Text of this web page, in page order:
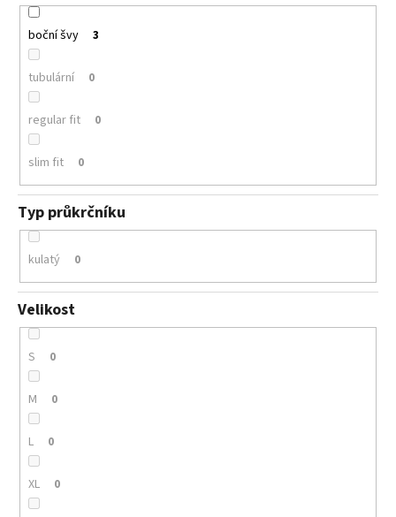
boční švy 3
tubulární 0
regular fit 0
slim fit 0
Typ průkrčníku
kulatý 0
Velikost
S 0
M 0
L 0
XL 0